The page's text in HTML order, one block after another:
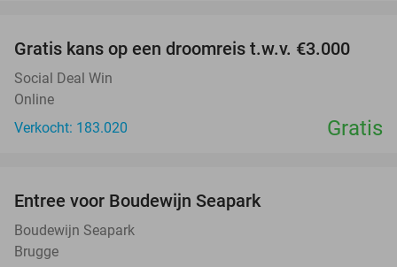
Gratis kans op een droomreis t.w.v. €3.000
Social Deal Win
Online
Verkocht: 183.020
Gratis
Entree voor Boudewijn Seapark
Boudewijn Seapark
Brugge